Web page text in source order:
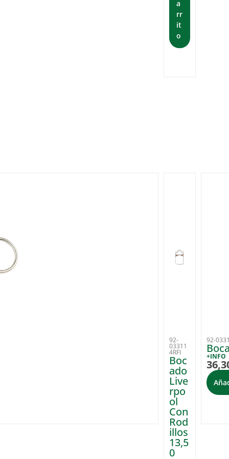
a
rr
it
o
92-
03311
4RFI
Boc
ado
Live
rpo
ol
Con
Rod
illos
13,5
0
92-
+INFO